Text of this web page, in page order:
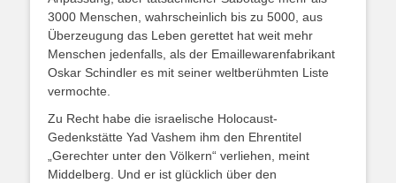
3000 Menschen, wahrscheinlich bis zu 5000, aus
Überzeugung das Leben gerettet hat weit mehr
Menschen jedenfalls, als der Emaillewarenfabrikant
Oskar Schindler es mit seiner weltberühmten Liste
vermochte.
Zu Recht habe die israelische Holocaust-
Gedenkstätte Yad Vashem ihm den Ehrentitel
„Gerechter unter den Völkern“ verliehen, meint
Middelberg. Und er ist glücklich über den